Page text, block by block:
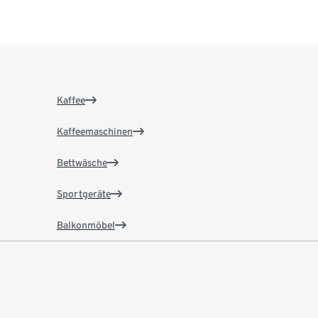
Kaffee
Kaffeemaschinen
Bettwäsche
Sportgeräte
Balkonmöbel